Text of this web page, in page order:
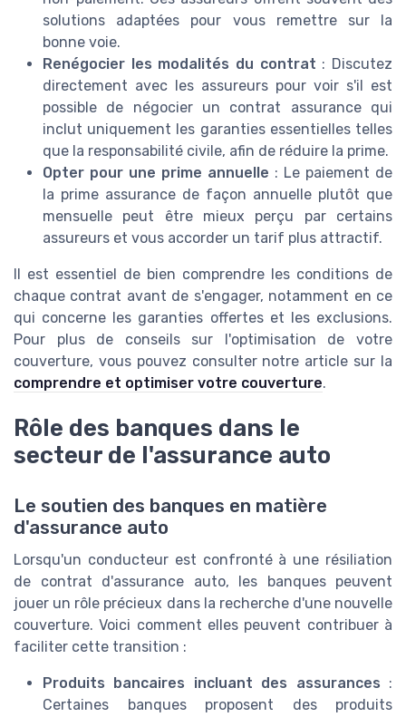
solutions adaptées pour vous remettre sur la
bonne voie.
Renégocier les modalités du contrat : Discutez
directement avec les assureurs pour voir s'il est
possible de négocier un contrat assurance qui
inclut uniquement les garanties essentielles telles
que la responsabilité civile, afin de réduire la prime.
Opter pour une prime annuelle : Le paiement de
la prime assurance de façon annuelle plutôt que
mensuelle peut être mieux perçu par certains
assureurs et vous accorder un tarif plus attractif.
Il est essentiel de bien comprendre les conditions de
chaque contrat avant de s'engager, notamment en ce
qui concerne les garanties offertes et les exclusions.
Pour plus de conseils sur l'optimisation de votre
couverture, vous pouvez consulter notre article sur la
comprendre et optimiser votre couverture.
Rôle des banques dans le
secteur de l'assurance auto
Le soutien des banques en matière
d'assurance auto
Lorsqu'un conducteur est confronté à une résiliation
de contrat d'assurance auto, les banques peuvent
jouer un rôle précieux dans la recherche d'une nouvelle
couverture. Voici comment elles peuvent contribuer à
faciliter cette transition :
Produits bancaires incluant des assurances :
Certaines banques proposent des produits